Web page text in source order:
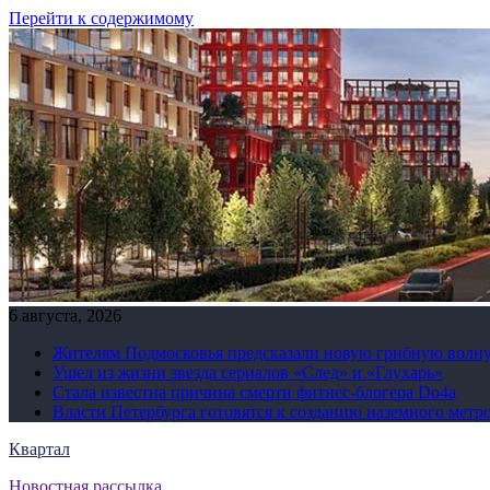
Перейти к содержимому
6 августа, 2026
Жителям Подмосковья предсказали новую грибную
Ушел из жизни звезда сериалов «След» и «Глухарь»
Стала известна причина смерти фитнес-блогера Do4а
Власти Петербурга готовятся к созданию наземного
Квартал
Новостная рассылка